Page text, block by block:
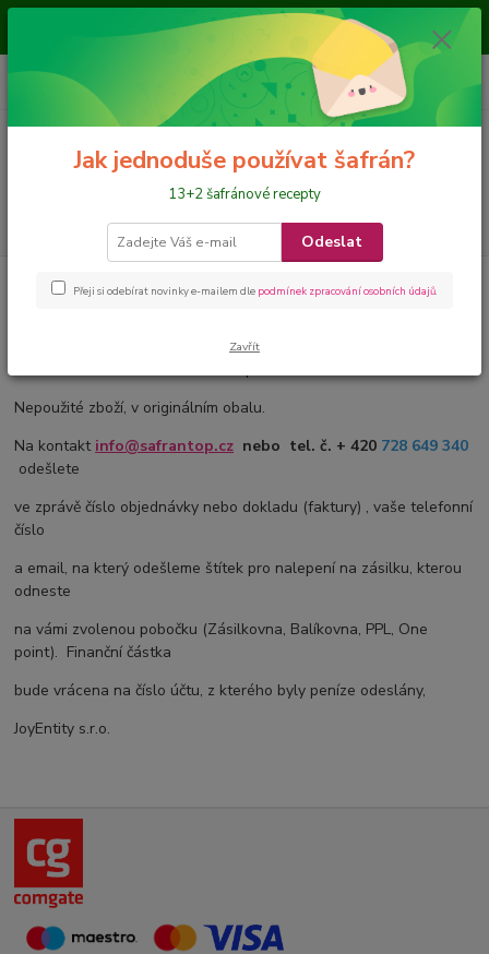
Je nám ctí, že jste nás navštívili a nakupujete na našem eshopu, přejeme
Menu
CZK
+420 728 649 340
Nepoužité zboží, v originálním obalu.
Na kontakt info@safrantop.cz nebo tel. č. + 420 728 649 340
odešlete
ve zprávě číslo objednávky nebo dokladu (faktury) , vaše telefonní
číslo
a email, na který odešleme štítek pro nalepení na zásilku, kterou
odneste
na vámi zvolenou pobočku (Zásilkovna, Balíkovna, PPL, One
point). Finanční částka
bude vrácena na číslo účtu, z kterého byly peníze odeslány,
JoyEntity s.r.o.
Jak jednoduše používat šafrán?
13+2 šafránové recepty
Odeslat
Přeji si odebírat novinky e-mailem dle podmínek zpracování osobních údajů.
Zavřít